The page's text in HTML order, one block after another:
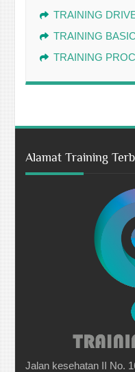
TRAINING
TRAINING
TRAINING
Alamat Training
Jalan kesehatan II No.